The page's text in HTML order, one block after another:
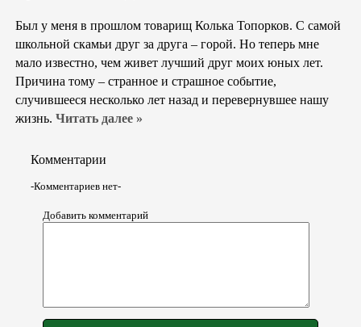
Был у меня в прошлом товарищ Колька Топорков. С самой
школьной скамьи друг за друга – горой. Но теперь мне
мало известно, чем живет лучший друг моих юных лет.
Причина тому – странное и страшное событие,
случившееся несколько лет назад и перевернувшее нашу
жизнь. Читать далее »
Комментарии
-Комментариев нет-
Добавить комментарий